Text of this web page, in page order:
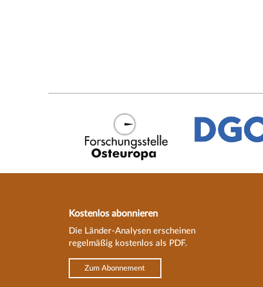
Kostenlos abonnieren
Die Länder-Analysen erscheinen
regelmäßig kostenlos als PDF.
Zum Abonnement